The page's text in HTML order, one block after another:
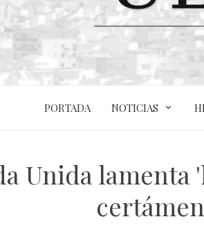
PORTADA NOTICIAS
Unida lamenta